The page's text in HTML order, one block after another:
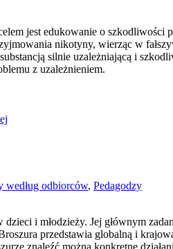
jest edukowanie o
nikotyny, wierząc w
silnie uzależniającą i
z uzależnieniem.
według odbiorców, Pedagodzy
i młodzieży. Jej głównym
przedstawia globalną i
znaleźć można konkretne